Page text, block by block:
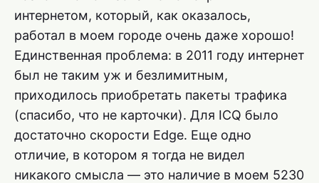
интернетом, который, как оказалось,
работал в моем городе очень даже хорошо!
Единственная проблема: в 2011 году интернет
был не таким уж и безлимитным,
приходилось приобретать пакеты трафика
(спасибо, что не карточки). Для ICQ было
достаточно скорости Edge. Еще одно
отличие, в котором я тогда не видел
никакого смысла — это наличие в моем 5230